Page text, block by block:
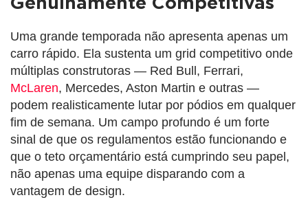
Uma grande temporada não apresenta apenas um
carro rápido. Ela sustenta um grid competitivo onde
múltiplas construtoras — Red Bull, Ferrari,
McLaren, Mercedes, Aston Martin e outras —
podem realisticamente lutar por pódios em qualquer
fim de semana. Um campo profundo é um forte
sinal de que os regulamentos estão funcionando e
que o teto orçamentário está cumprindo seu papel,
não apenas uma equipe disparando com a
vantagem de design.